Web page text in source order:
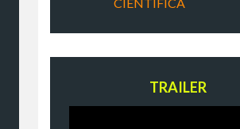
TRAILER